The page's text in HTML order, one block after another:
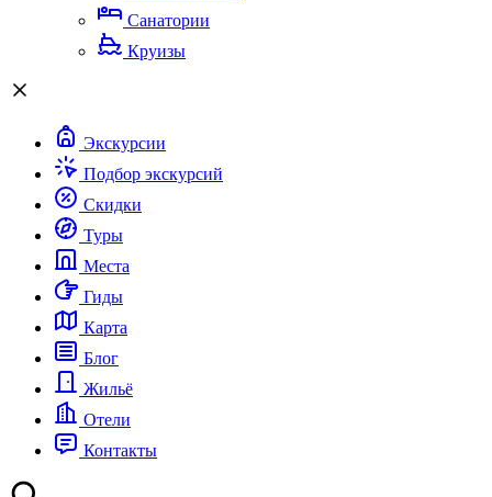
Санатории
Круизы
Экскурсии
Подбор экскурсий
Скидки
Туры
Места
Гиды
Карта
Блог
Жильё
Отели
Контакты